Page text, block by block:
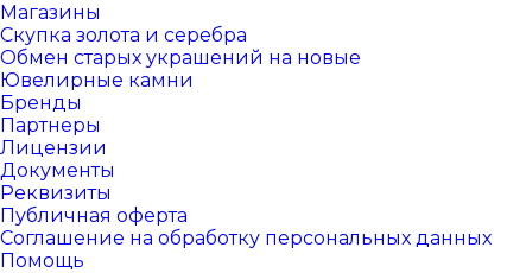
Магазины
Скупка золота и серебра
Обмен старых украшений на новые
Ювелирные камни
Бренды
Партнеры
Лицензии
Документы
Реквизиты
Публичная оферта
Соглашение на обработку персональных данных
Помощь